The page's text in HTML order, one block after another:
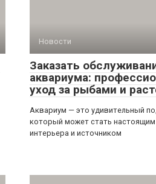
Новости
Заказать
аквариума:
уход за рыбами и
Аквариум — это удивительный
который может стать
интерьера и источником